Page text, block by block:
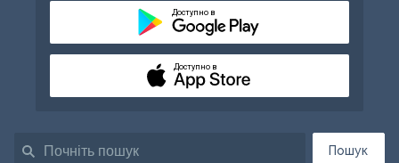
Пошук
Доступно в
Доступно в